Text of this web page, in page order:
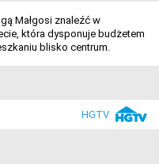
Małgosi znaleźć w
która dysponuje budżetem
blisko centrum.
HGTV